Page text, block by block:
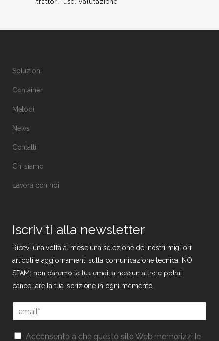
trattori
uso valutazione
Soluzioni
Container
Metodi
News
Contatti
Chi siamo
Lavora con noi
Iscriviti alla newsletter
Ricevi una volta al mese una selezione dei nostri migliori
articoli e aggiornamenti sulla comunicazione tecnica. NO
SPAM: non daremo la tua email a nessun altro e potrai
cancellare la tua iscrizione in ogni momento.
m
G
G
Acconsento a che questo sito Web memorizzi le